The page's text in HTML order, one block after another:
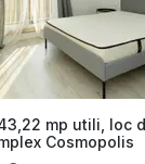
mp utili, loc
Cosmopolis